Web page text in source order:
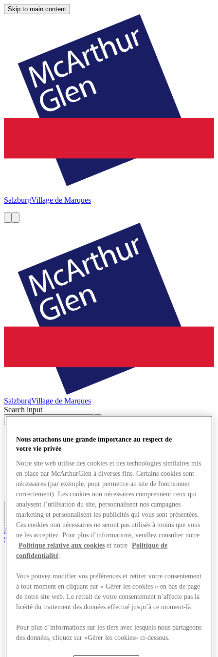
Skip to main content
SalzburgVillage de Marques
SalzburgVillage de Marques
Search input
Magasins
Offres
Planifiez votre visite
Quoi de neuf
Mangez et buvez
Cartes cadeaux
Services
Plus
Le Club
Sauvé
fr
Offres
Planifiez votre visite
Quoi de neuf
Mangez et buvez
Cartes cadeaux
Plus
Nous attachons une grande importance au respect de
votre vie privée
Notre site web utilise des cookies et des technologies similaires mis
en place par McArthurGlen à diverses fins. Certains cookies sont
nécessaires (par exemple, pour permettre au site de fonctionner
correctement). Les cookies non nécessaires comprennent ceux qui
analysent l’utilisation du site, personnalisent nos campagnes
marketing et personnalisent les publicités qui vous sont présentées.
Ces cookies non nécessaires ne seront pas utilisés à moins que vous
ne les acceptiez. Pour plus d’informations, veuillez consulter notre
Politique relative aux cookies et notre
Politique de
confidentialité.
Vous pouvez modifier vos préférences et retirer votre consentement
à tout moment en cliquant sur « Gérer les cookies » en bas de page
de notre site web. Le retrait de votre consentement n’affecte pas la
licéité du traitement des données effectué jusqu’à ce moment-là.
Pour plus d’informations sur les tiers avec lesquels nous partageons
des données, cliquez sur «Gérer les cookies» ci-dessous.